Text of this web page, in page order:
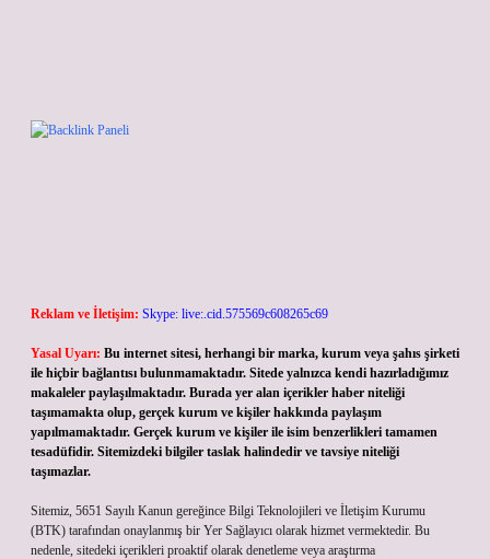
Reklam ve İletişim: Skype: live:.cid.575569c608265c69
Yasal Uyarı: Bu internet sitesi, herhangi bir marka, kurum veya şahıs şirketi
ile hiçbir bağlantısı bulunmamaktadır. Sitede yalnızca kendi hazırladığımız
makaleler paylaşılmaktadır. Burada yer alan içerikler haber niteliği
taşımamakta olup, gerçek kurum ve kişiler hakkında paylaşım
yapılmamaktadır. Gerçek kurum ve kişiler ile isim benzerlikleri tamamen
tesadüfidir. Sitemizdeki bilgiler taslak halindedir ve tavsiye niteliği
taşımazlar.
Sitemiz, 5651 Sayılı Kanun gereğince Bilgi Teknolojileri ve İletişim Kurumu
(BTK) tarafından onaylanmış bir Yer Sağlayıcı olarak hizmet vermektedir. Bu
nedenle, sitedeki içerikleri proaktif olarak denetleme veya araştırma